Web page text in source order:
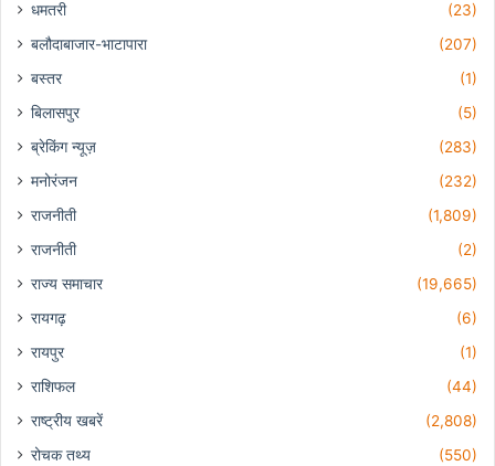
धमतरी
(23)
बलौदाबाजार-भाटापारा
(207)
बस्तर
(1)
बिलासपुर
(5)
ब्रेकिंग न्यूज़
(283)
मनोरंजन
(232)
राजनीती
(1,809)
राजनीती
(2)
राज्य समाचार
(19,665)
रायगढ़
(6)
रायपुर
(1)
राशिफल
(44)
राष्ट्रीय खबरें
(2,808)
रोचक तथ्य
(550)